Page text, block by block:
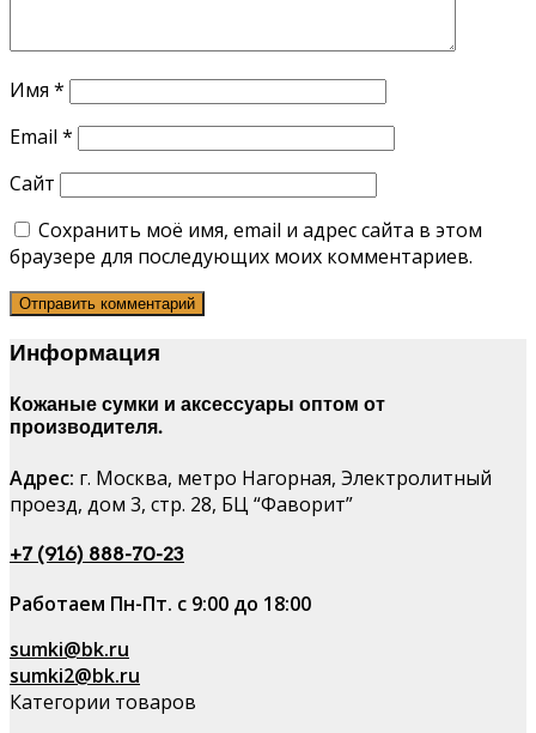
Имя *
Email *
Сайт
Сохранить моё имя, email и адрес сайта в этом
браузере для последующих моих комментариев.
Информация
Кожаные сумки и аксессуары оптом от
производителя.
Адрес: г. Москва, метро Нагорная, Электролитный
проезд, дом 3, стр. 28, БЦ “Фаворит”
+7 (916) 888-70-23
Работаем Пн-Пт. с 9:00 до 18:00
sumki@bk.ru
sumki2@bk.ru
Категории товаров